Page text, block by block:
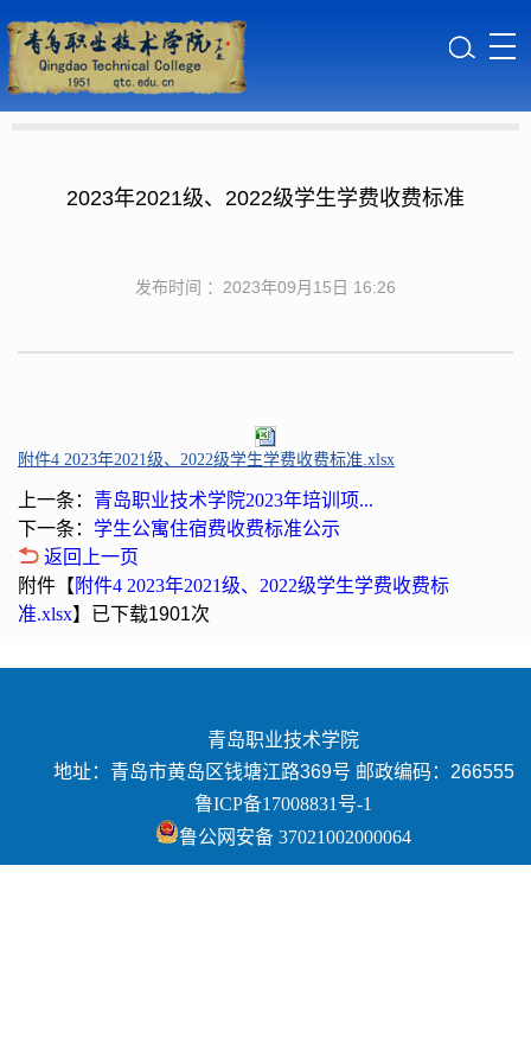
2023年2021级、2022级学生学费收费标准
发布时间 ：2023年09月15日 16:26
附件4 2023年2021级、2022级学生学费收费标准.xlsx
上一条： 青岛职业技术学院2023年培训项...
下一条： 学生公寓住宿费收费标准公示
返回上一页
附件【 附件4 2023年2021级、2022级学生学费收费标
准.xlsx】已下载1901次
青岛职业技术学院
地址：青岛市黄岛区钱塘江路369号 邮政编码：266555
鲁ICP备17008831号-1
鲁公网安备 37021002000064